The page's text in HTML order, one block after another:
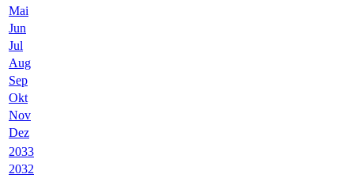
Mai
Jun
Jul
Aug
Sep
Okt
Nov
Dez
2033
2032